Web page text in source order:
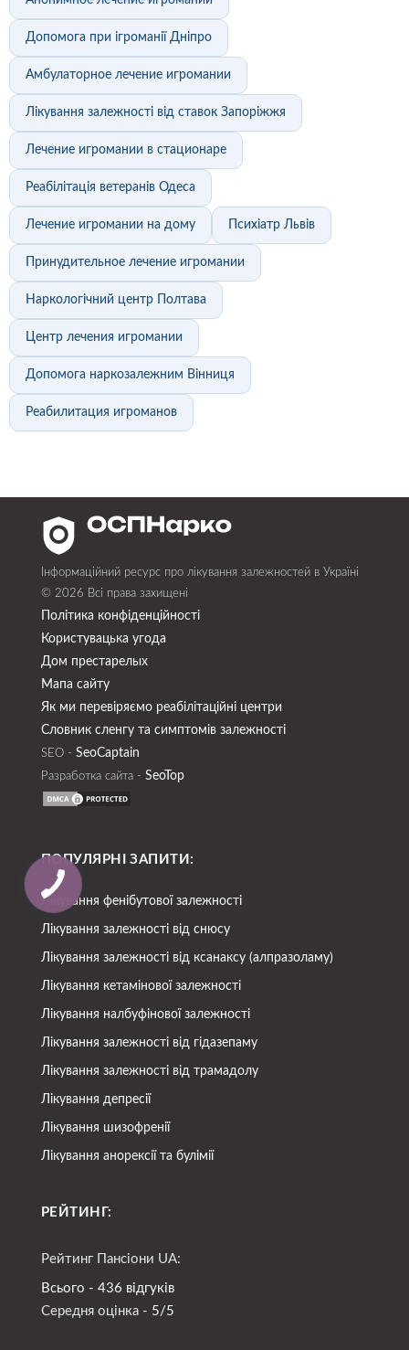
Допомога при ігроманії Дніпро
Амбулаторное лечение игромании
Лікування залежності від ставок Запоріжжя
Лечение игромании в стационаре
Реабілітація ветеранів Одеса
Лечение игромании на дому Психіатр Львів
Принудительное лечение игромании
Наркологічний центр Полтава
Центр лечения игромании
Допомога наркозалежним Вінниця
Реабилитация игроманов
Інформаційний ресурс про лікування залежностей в Україні
© 2026 Всі права захищені
Політика конфіденційності
Користувацька угода
Дом престарелых
Мапа сайту
Як ми перевіряємо реабілітаційні центри
Словник сленгу та симптомів залежності
SEO - SeoСaptain
Разработка сайта - SeoTop
ПОПУЛЯРНІ ЗАПИТИ:
Лікування фенібутової залежності
Лікування залежності від снюсу
Лікування залежності від ксанаксу (алпразоламу)
Лікування кетамінової залежності
Лікування налбуфінової залежності
Лікування залежності від гідазепаму
Лікування залежності від трамадолу
Лікування депресії
Лікування шизофренії
Лікування анорексії та булімії
РЕЙТИНГ:
Рейтинг Пансіони UA:
Всього - 436 відгуків
Середня оцінка - 5/5